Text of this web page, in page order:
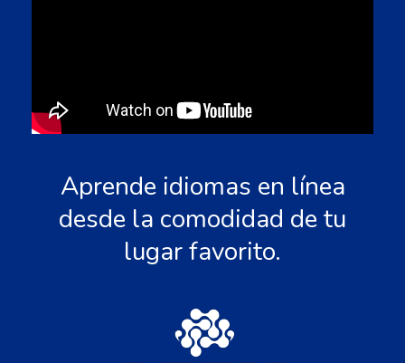
Aprende idiomas en línea
desde la comodidad de tu
lugar favorito.